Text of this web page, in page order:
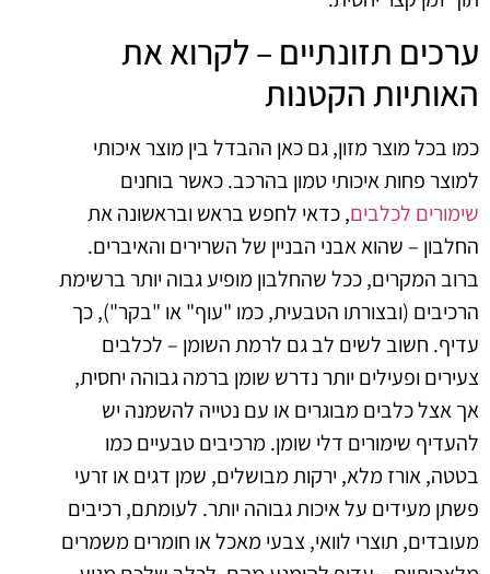
ערכים תזונתיים – לקרוא את
האותיות הקטנות
כמו בכל מוצר מזון, גם כאן ההבדל בין מוצר איכותי
למוצר פחות איכותי טמון בהרכב. כאשר בוחנים
שימורים לכלבים, כדאי לחפש בראש ובראשונה את
החלבון – שהוא אבני הבניין של השרירים והאיברים.
ברוב המקרים, ככל שהחלבון מופיע גבוה יותר ברשימת
הרכיבים (ובצורתו הטבעית, כמו "עוף" או "בקר"), כך
עדיף. חשוב לשים לב גם לרמת השומן – לכלבים
צעירים ופעילים יותר נדרש שומן ברמה גבוהה יחסית,
אך אצל כלבים מבוגרים או עם נטייה להשמנה יש
להעדיף שימורים דלי שומן. מרכיבים טבעיים כמו
בטטה, אורז מלא, ירקות מבושלים, שמן דגים או זרעי
פשתן מעידים על איכות גבוהה יותר. לעומתם, רכיבים
מעובדים, תוצרי לוואי, צבעי מאכל או חומרים משמרים